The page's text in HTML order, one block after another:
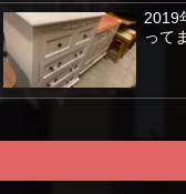
2019
って